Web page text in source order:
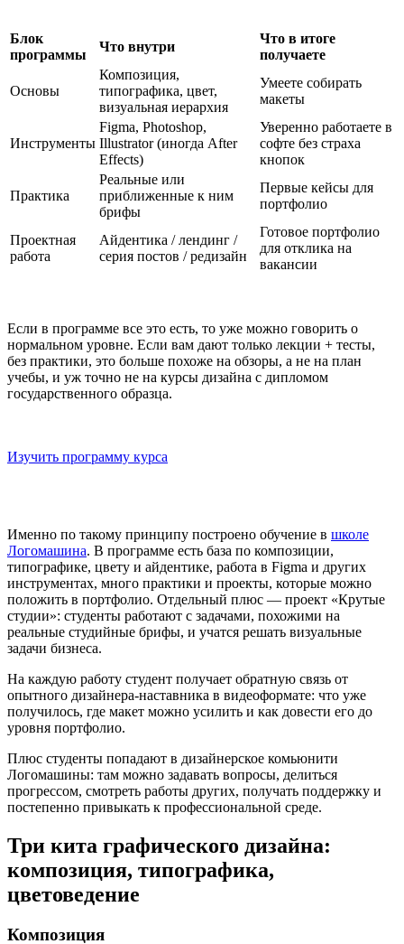
Блок
программы
Что внутри
Что в итоге
получаете
Основы
Композиция,
типографика, цвет,
визуальная иерархия
Умеете собирать
макеты
Инструменты
Figma, Photoshop,
Illustrator (иногда After
Effects)
Уверенно работаете в
софте без страха
кнопок
Практика
Реальные или
приближенные к ним
брифы
Первые кейсы для
портфолио
Проектная
работа
Айдентика / лендинг /
серия постов / редизайн
Готовое портфолио
для отклика на
вакансии
Если в программе все это есть, то уже можно говорить о
нормальном уровне. Если вам дают только лекции + тесты,
без практики, это больше похоже на обзоры, а не на план
учебы, и уж точно не на курсы дизайна с дипломом
государственного образца.
Изучить программу курса
Именно по такому принципу построено обучение в школе
Логомашина. В программе есть база по композиции,
типографике, цвету и айдентике, работа в Figma и других
инструментах, много практики и проекты, которые можно
положить в портфолио. Отдельный плюс — проект «Крутые
студии»: студенты работают с задачами, похожими на
реальные студийные брифы, и учатся решать визуальные
задачи бизнеса.
На каждую работу студент получает обратную связь от
опытного дизайнера-наставника в видеоформате: что уже
получилось, где макет можно усилить и как довести его до
уровня портфолио.
Плюс студенты попадают в дизайнерское комьюнити
Логомашины: там можно задавать вопросы, делиться
прогрессом, смотреть работы других, получать поддержку и
постепенно привыкать к профессиональной среде.
Три кита графического дизайна:
композиция, типографика,
цветоведение
Композиция